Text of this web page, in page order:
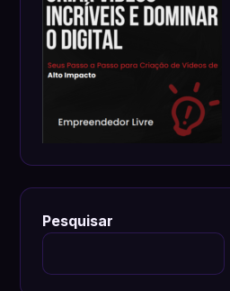
Pesquisar